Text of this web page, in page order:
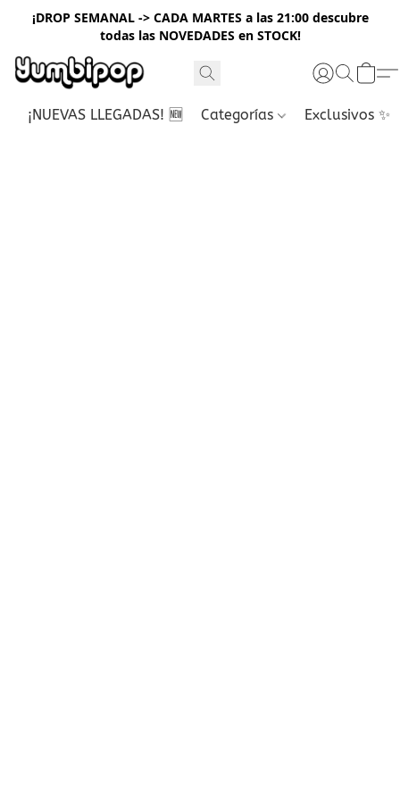
¡DROP SEMANAL -> CADA MARTES a las 21:00 descubre
todas las NOVEDADES en STOCK!
¡NUEVAS LLEGADAS! 🆕 Categorías Exclusivos ✨